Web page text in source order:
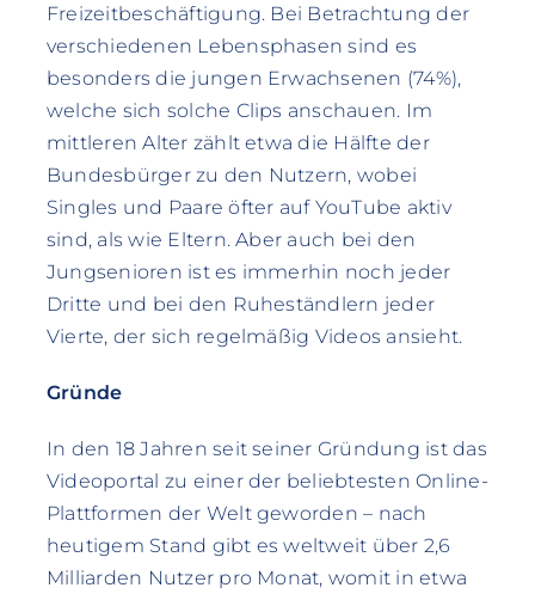
Freizeitbeschäftigung. Bei Betrachtung der
verschiedenen Lebensphasen sind es
besonders die jungen Erwachsenen (74%),
welche sich solche Clips anschauen. Im
mittleren Alter zählt etwa die Hälfte der
Bundesbürger zu den Nutzern, wobei
Singles und Paare öfter auf YouTube aktiv
sind, als wie Eltern. Aber auch bei den
Jungsenioren ist es immerhin noch jeder
Dritte und bei den Ruheständlern jeder
Vierte, der sich regelmäßig Videos ansieht.
Gründe
In den 18 Jahren seit seiner Gründung ist das
Videoportal zu einer der beliebtesten Online-
Plattformen der Welt geworden – nach
heutigem Stand gibt es weltweit über 2,6
Milliarden Nutzer pro Monat, womit in etwa